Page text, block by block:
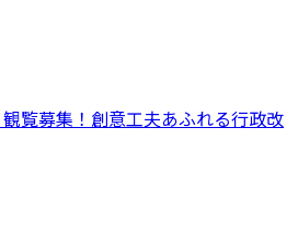
観覧募集！創意工夫あふれる行政改